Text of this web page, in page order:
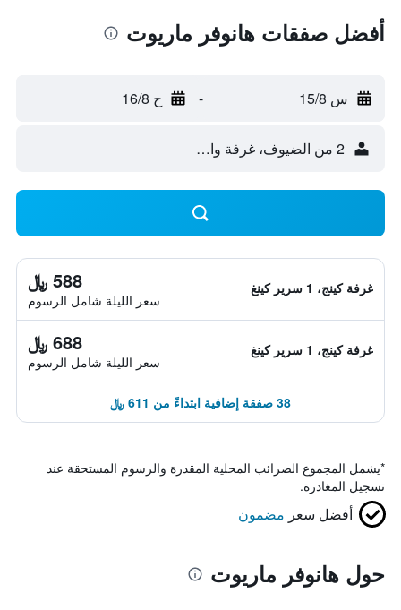
أفضل صفقات هانوفر ماريوت
س 15/8 - ح 16/8
2 من الضيوف، غرفة واحدة
غرفة كينج، 1 سرير كينغ 588 ﷼
سعر الليلة شامل الرسوم
غرفة كينج، 1 سرير كينغ 688 ﷼
سعر الليلة شامل الرسوم
38 صفقة إضافية ابتداءً من 611 ﷼
*يشمل المجموع الضرائب المحلية المقدرة والرسوم المستحقة عند
تسجيل المغادرة.
أفضل سعر مضمون
حول هانوفر ماريوت